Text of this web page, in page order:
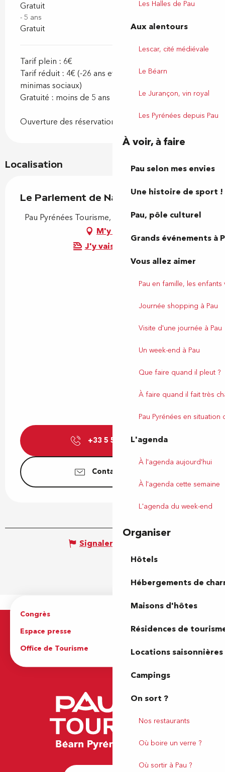
Les Halles de Pau
Aux alentours
Lescar, cité médiévale
Le Béarn
Le Jurançon, vin royal
Les Pyrénées depuis Pau
À voir, à faire
Pau selon mes envies
Une histoire de sport !
Pau, pôle culturel
Grands événements à
Vous allez aimer
Pau en famille, les
Journée shopping à Pau
Visite d'une journée à Pau
Un week-end à Pau
Que faire quand il pleut ?
À faire quand il fait très
Pau Pyrénées en situation
L'agenda
À l'agenda aujourd'hui
À l'agenda cette semaine
L'agenda du week-end
Organiser
Hôtels
Hébergements de
Maisons d'hôtes
Résidences de
Locations saisonnières
Campings
On sort ?
Nos restaurants
Où boire un verre ?
Où sortir à Pau ?
Gratuit
- 5 ans
Gratuit
Tarif plein : 6€
Tarif réduit : 4€ (-26 ans et bénéficiaires de
minimas sociaux)
Gratuité : moins de 5 ans
Ouverture des réservations au 1er juillet 2026
Localisation
Le Parlement de Navarre
Pau Pyrénées Tourisme, Place Royale, 64000 Pau
M'y rendre
J'y vais en train !
+33 5 59 27 27▒▒
Contactez-nous
Signaler une erreur
Congrès
Espace presse
Brochures
Office de Tourisme